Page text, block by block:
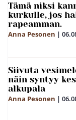
Tämä niksi
kurkulle, jos
rapeamman.
Anna Pesonen |
Siivuta
näin syntyy
alkupala
Anna Pesonen |